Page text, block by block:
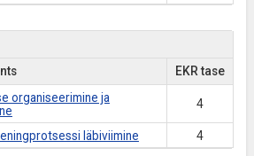
EKR tase
organiseerimine ja
4
läbiviimine 4